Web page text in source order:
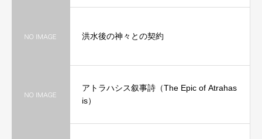
洪水後の神々との契約
アトラハシス叙事詩（The Epic of Atrahas
is）